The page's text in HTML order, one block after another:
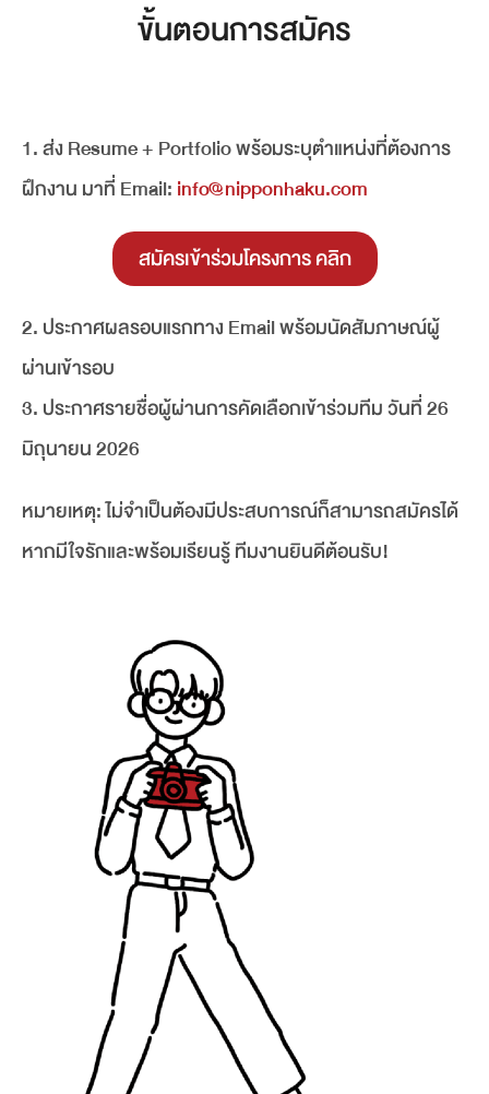
ขั้นตอนการสมัคร
1. ส่ง Resume + Portfolio พร้อมระบุตำแหน่งที่ต้องการ
ฝึกงาน มาที่ Email:info@nipponhaku.com
สมัครเข้าร่วมโครงการ คลิก
2. ประกาศผลรอบแรกทาง Email พร้อมนัดสัมภาษณ์ผู้
ผ่านเข้ารอบ
3. ประกาศรายชื่อผู้ผ่านการคัดเลือกเข้าร่วมทีม วันที่ 26
มิถุนายน 2026
หมายเหตุ: ไม่จำเป็นต้องมีประสบการณ์ก็สามารถสมัครได้
หากมีใจรักและพร้อมเรียนรู้ ทีมงานยินดีต้อนรับ!